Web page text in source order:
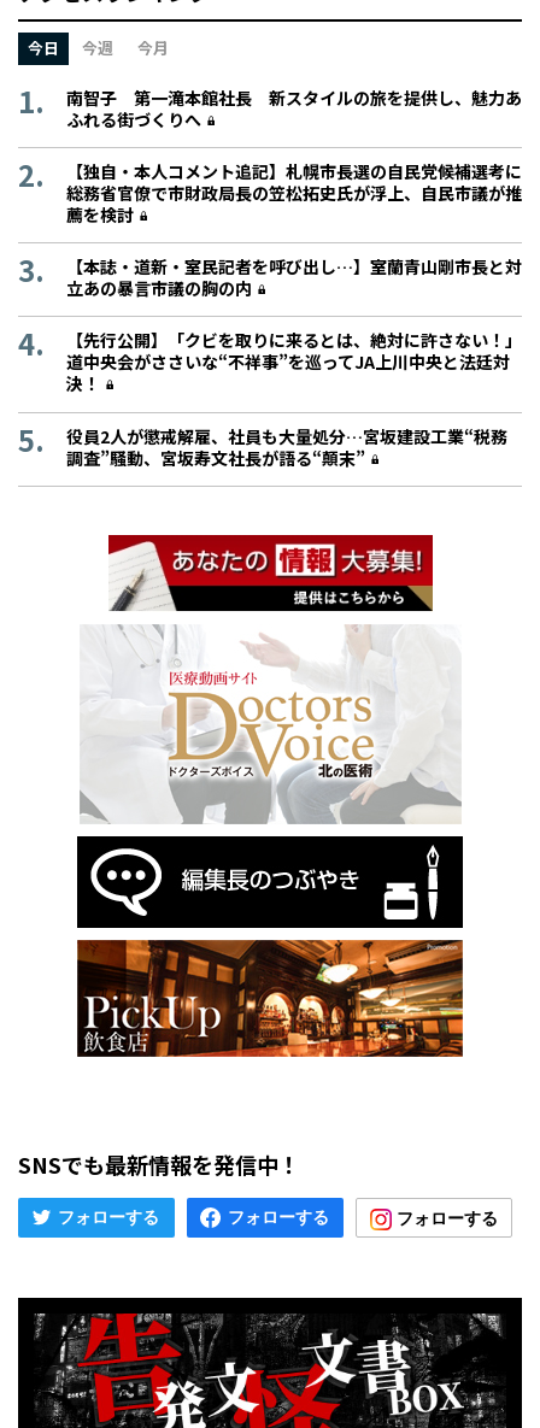
今日 今週 今月
南智子 第一滝本館社長 新スタイルの旅を提供し、魅力あ
ふれる街づくりへ
【独自・本人コメント追記】札幌市長選の自民党候補選考に
総務省官僚で市財政局長の笠松拓史氏が浮上、自民市議が推
薦を検討
【本誌・道新・室民記者を呼び出し…】室蘭青山剛市長と対
立あの暴言市議の胸の内
【先行公開】「クビを取りに来るとは、絶対に許さない！」
道中央会がささいな“不祥事”を巡ってJA上川中央と法廷対
決！
役員2人が懲戒解雇、社員も大量処分…宮坂建設工業“税務
調査”騒動、宮坂寿文社長が語る“顛末”
SNSでも最新情報を発信中！